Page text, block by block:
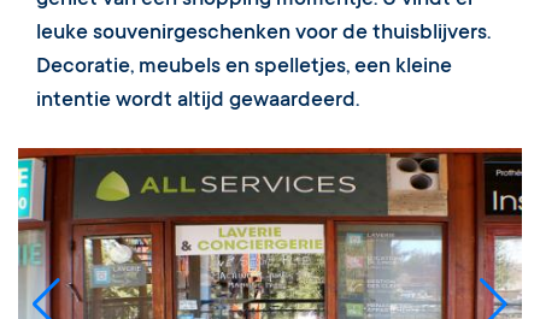
leuke souvenirgeschenken voor de thuisblijvers.
Decoratie, meubels en spelletjes, een kleine
intentie wordt altijd gewaardeerd.